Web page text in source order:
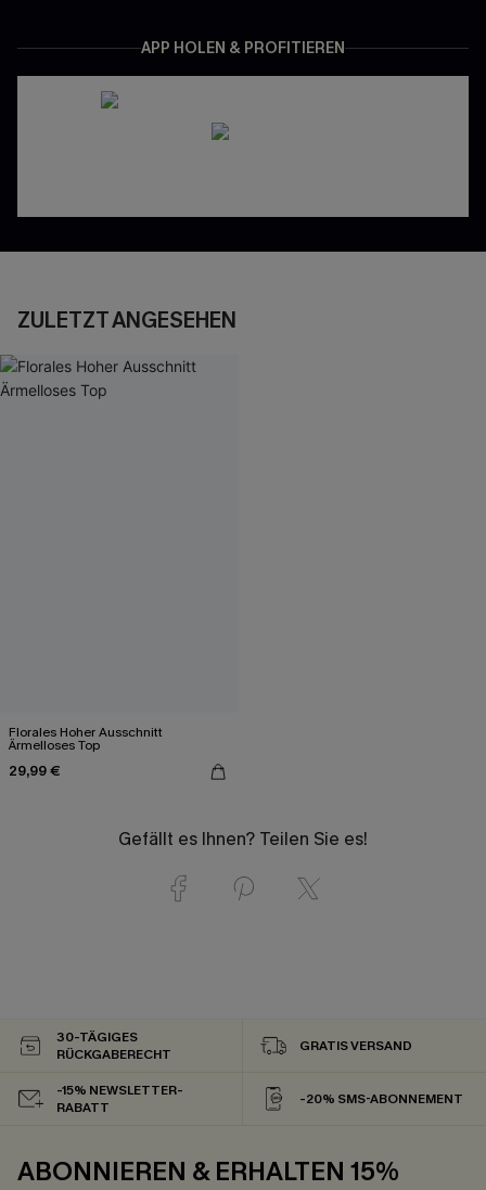
APP HOLEN & PROFITIEREN
ZULETZT ANGESEHEN
Florales Hoher Ausschnitt
Ärmelloses Top
29,99 €
Gefällt es Ihnen? Teilen Sie es!
30-TÄGIGES
RÜCKGABERECHT
GRATIS VERSAND
-15% NEWSLETTER-
RABATT
-20% SMS-ABONNEMENT
ABONNIEREN & ERHALTEN 15%